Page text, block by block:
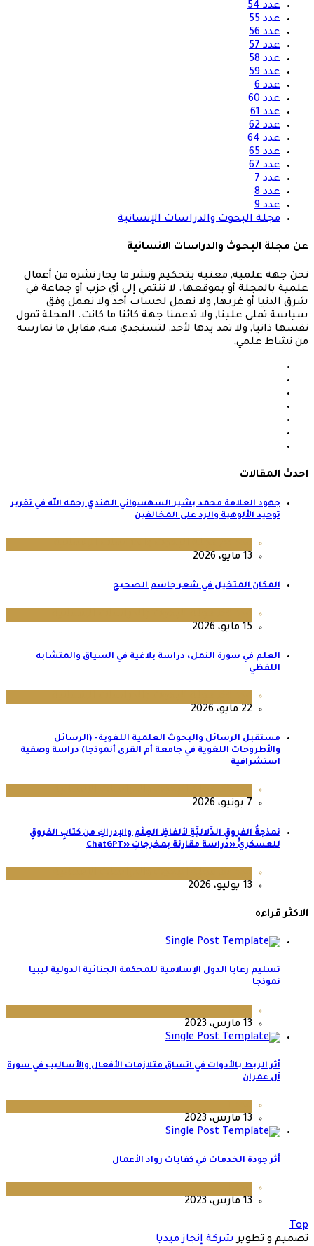
عدد 54
عدد 55
عدد 56
عدد 57
عدد 58
عدد 59
عدد 6
عدد 60
عدد 61
عدد 62
عدد 64
عدد 65
عدد 67
عدد 7
عدد 8
عدد 9
مجلة البحوث والدراسات الإنسانية
عن مجلة البحوث والدراسات الانسانية
نحن جهة علمية, معنية بتحكيم ونشر ما يجاز نشره من أعمال
علمية بالمجلة أو بموقعها. لا ننتمي إلى أي حزب أو جماعة في
شرق الدنيا أو غربها, ولا نعمل لحساب أحد ولا نعمل وفق
سياسة تملى علينا, ولا تدعمنا جهة كائنا ما كانت. المجلة تمول
نفسها ذاتيا, ولا تمد يدها لأحد, لتستجدي منه, مقابل ما تمارسه
من نشاط علمي,
احدث المقالات
جهود العلامة محمد بشير السهسواني الهندي رحمه الله في تقرير
توحيد الألوهية والرد على المخالفين
13 مايو، 2026
المكان المتخيل في شعر جاسم الصحيح
15 مايو، 2026
العلم في سورة النمل، دراسة بلاغية في السياق والمتشابه
اللفظي
22 مايو، 2026
مستقبل الرسائل والبحوث العلمية اللغوية- (الرسائل
والأطروحات اللغوية في جامعة أم القرى أنموذجا) دراسة وصفية
استشرافية
7 يونيو، 2026
نمذجةُ الفروقِ الدَّلاليَّةِ لألفاظِ العِلْمِ والإدراكِ من كتابِ الفروقِ
للعسكريِّ «دراسة مقارنة بمخرجاتِ «ChatGPT
13 يوليو، 2026
الاكثر قراءه
تسليم رعايا الدول الإسلامية للمحكمة الجنائية الدولية ليبيا
نموذجا‬
13 مارس، 2023
أثر الربط بالأدوات في اتساق متلازمات الأفعال والأساليب في سورة
آل عمران
13 مارس، 2023
أثر جودة الخدمات في كفايات رواد الأعمال
13 مارس، 2023
Top
تصميم و تطويرشركة إنجاز ميديا